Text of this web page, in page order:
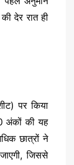
देर रात ही
पर किया
अंकों की यह
छात्रों ने
जिससे